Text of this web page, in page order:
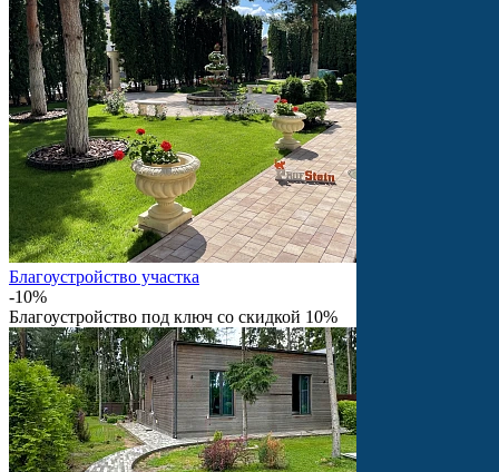
Благоустройство участка
-10%
Благоустройство под ключ со скидкой 10%